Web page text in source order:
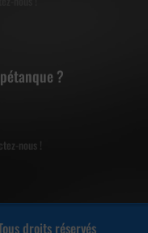
?
nous !
droits réservés